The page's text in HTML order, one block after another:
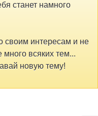
станет намного
своим интересам и не
всяких тем...
новую тему!